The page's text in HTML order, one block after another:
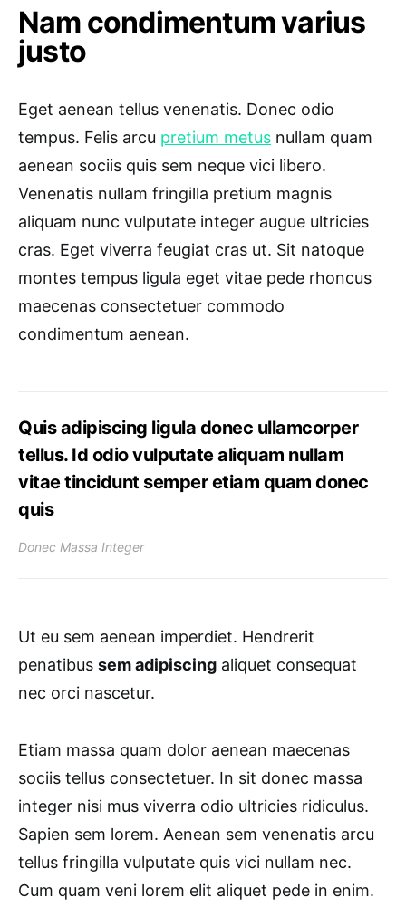
Nam condimentum varius
justo
Eget aenean tellus venenatis. Donec odio
tempus. Felis arcu pretium metus nullam quam
aenean sociis quis sem neque vici libero.
Venenatis nullam fringilla pretium magnis
aliquam nunc vulputate integer augue ultricies
cras. Eget viverra feugiat cras ut. Sit natoque
montes tempus ligula eget vitae pede rhoncus
maecenas consectetuer commodo
condimentum aenean.
Quis adipiscing ligula donec ullamcorper
tellus. Id odio vulputate aliquam nullam
vitae tincidunt semper etiam quam donec
quis
Donec Massa Integer
Ut eu sem aenean imperdiet. Hendrerit
penatibus sem adipiscing aliquet consequat
nec orci nascetur.
Etiam massa quam dolor aenean maecenas
sociis tellus consectetuer. In sit donec massa
integer nisi mus viverra odio ultricies ridiculus.
Sapien sem lorem. Aenean sem venenatis arcu
tellus fringilla vulputate quis vici nullam nec.
Cum quam veni lorem elit aliquet pede in enim.